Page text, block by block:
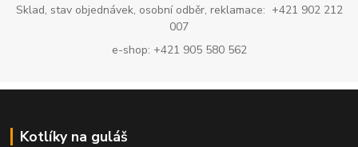
Sklad, stav objednávek, osobní odběr, reklamace: +421 902 212
007
e-shop: +421 905 580 562
Kotlíky na guláš